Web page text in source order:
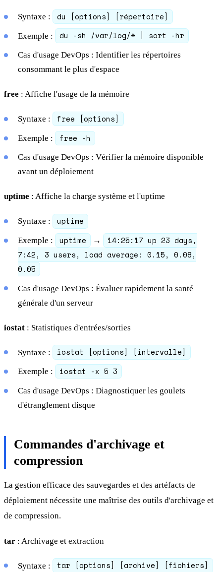
Syntaxe : du [options] [répertoire]
Exemple : du -sh /var/log/* | sort -hr
Cas d'usage DevOps : Identifier les répertoires
consommant le plus d'espace
free : Affiche l'usage de la mémoire
Syntaxe : free [options]
Exemple : free -h
Cas d'usage DevOps : Vérifier la mémoire disponible
avant un déploiement
uptime : Affiche la charge système et l'uptime
Syntaxe : uptime
Exemple : uptime →
14:25:17 up 23 days,
7:42, 3 users, load average: 0.15, 0.08,
0.05
Cas d'usage DevOps : Évaluer rapidement la santé
générale d'un serveur
iostat : Statistiques d'entrées/sorties
Syntaxe : iostat [options] [intervalle]
Exemple : iostat -x 5 3
Cas d'usage DevOps : Diagnostiquer les goulets
d'étranglement disque
Commandes d'archivage et
compression
La gestion efficace des sauvegardes et des artéfacts de
déploiement nécessite une maîtrise des outils d'archivage et
de compression.
tar : Archivage et extraction
Syntaxe : tar [options] [archive] [fichiers]